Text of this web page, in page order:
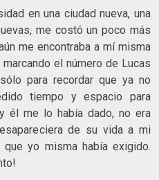
en una ciudad nueva, una
me costó un poco más
me encontraba a mí misma
el número de Lucas
para recordar que ya no
tiempo y espacio para
él me lo había dado, no era
de su vida a mi
yo misma había exigido.